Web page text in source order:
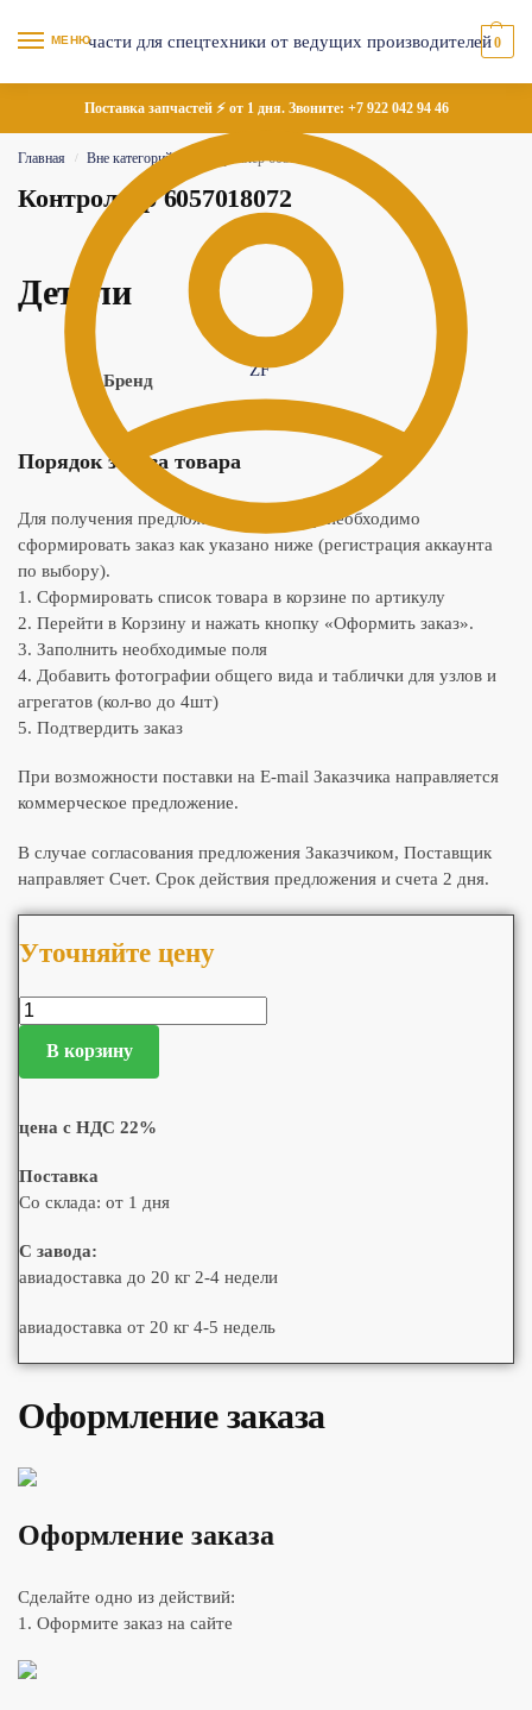
МЕНЮ 0
Поставка запчастей ⚡ от 1 дня. Звоните: +7 922 042 94 46
Главная / Вне категорий Контроллер 6057018072
Контроллер 6057018072
Детали
Бренд
ZF
Порядок заказа товара
Для получения предложения по товару необходимо
сформировать заказ как указано ниже (регистрация аккаунта
по выбору).
1. Сформировать список товара в корзине по артикулу
2. Перейти в Корзину и нажать кнопку «Оформить заказ».
3. Заполнить необходимые поля
4. Добавить фотографии общего вида и таблички для узлов и
агрегатов (кол-во до 4шт)
5. Подтвердить заказ
При возможности поставки на E-mail Заказчика направляется
коммерческое предложение.
В случае согласования предложения Заказчиком, Поставщик
направляет Счет. Срок действия предложения и счета 2 дня.
Уточняйте цену
В корзину
цена с НДС 22%
Поставка
Со склада: от 1 дня
С завода:
авиадоставка до 20 кг 2-4 недели
авиадоставка от 20 кг 4-5 недель
Оформление заказа
Оформление заказа
Сделайте одно из действий:
1. Оформите заказ на сайте